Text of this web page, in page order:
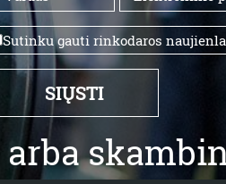
Sutinku gauti rinkodaros
arba